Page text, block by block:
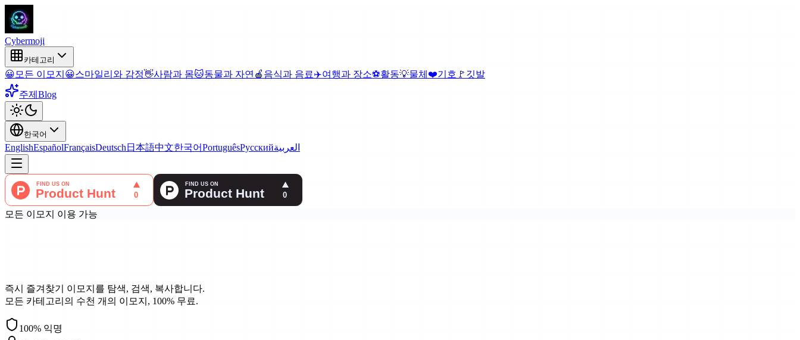
Cybermoji
카테고리
😀 모든 이모지 😀스마일리와 감정👋사람과 몸🐱동물과 자연 🍎 음식과 음료✈️여행과 장소⚽활동💡물체 ❤️기호 🚩 깃발
주제 Blog
한국어
EnglishEspañolFrançaisDeutsch 日本語中文한국어PortuguêsРусскийالعربية
모든 이모지 이용 가능
즉시 즐겨찾기 이모지를 탐색, 검색, 복사합니다.
모든 카테고리의 수천 개의 이모지, 100% 무료.
100% 익명